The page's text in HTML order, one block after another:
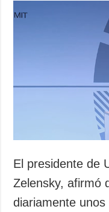
El presidente de
Zelensky, afirmó
diariamente